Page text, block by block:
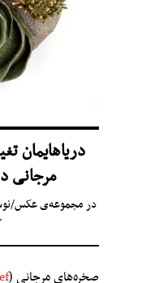
دریاهایمان
مرجانی
درمجموعه‌ی عکس/
صخره‌های مرجانی (